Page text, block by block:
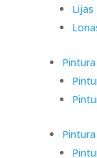
Lijas
Pintura